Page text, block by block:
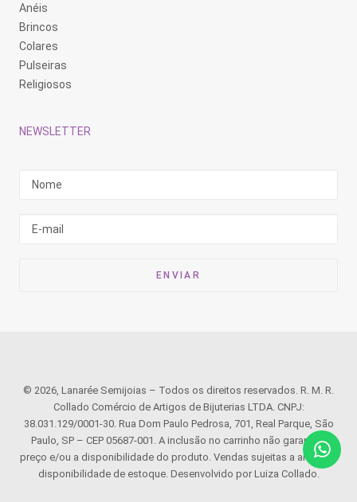
Anéis
Brincos
Colares
Pulseiras
Religiosos
NEWSLETTER
© 2026, Lanarée Semijoias – Todos os direitos reservados. R. M. R.
Collado Comércio de Artigos de Bijuterias LTDA. CNPJ:
38.031.129/0001-30. Rua Dom Paulo Pedrosa, 701, Real Parque, São
Paulo, SP – CEP 05687-001. A inclusão no carrinho não garante o
preço e/ou a disponibilidade do produto. Vendas sujeitas a análise e
disponibilidade de estoque. Desenvolvido por Luiza Collado.